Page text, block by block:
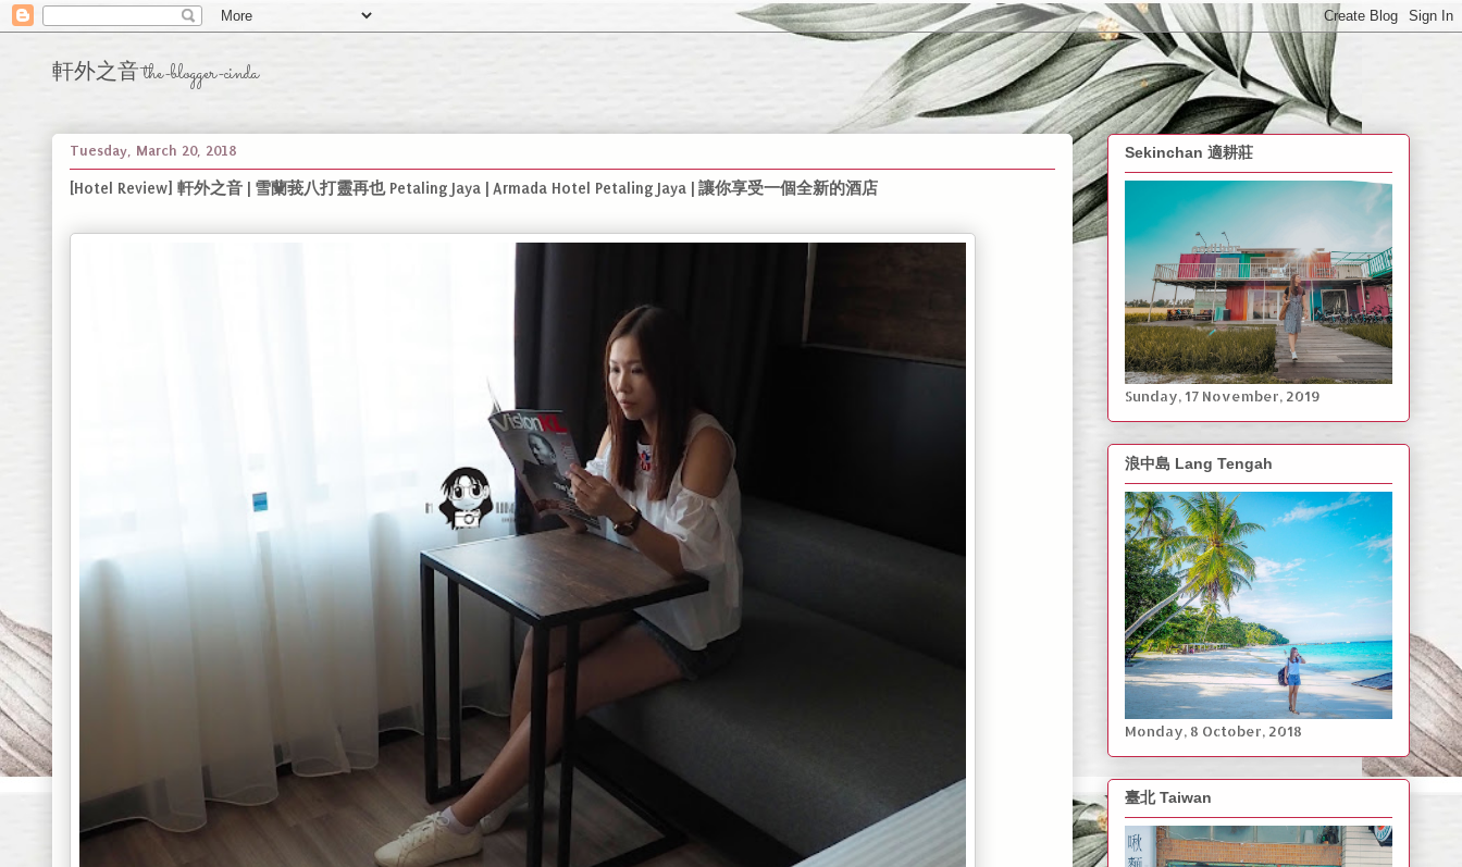
軒外之音 the-blogger-cinda
Tuesday, March 20, 2018
[Hotel Review] 軒外之音 | 雪蘭莪八打靈再也 Petaling Jaya | Armada Hotel Petaling Jaya | 讓你享受一個全新的酒店
Sekinchan 適耕莊
Sunday, ‎17 ‎November, ‎2019
浪中島 Lang Tengah
Monday, ‎8 ‎October, ‎2018
臺北 Taiwan